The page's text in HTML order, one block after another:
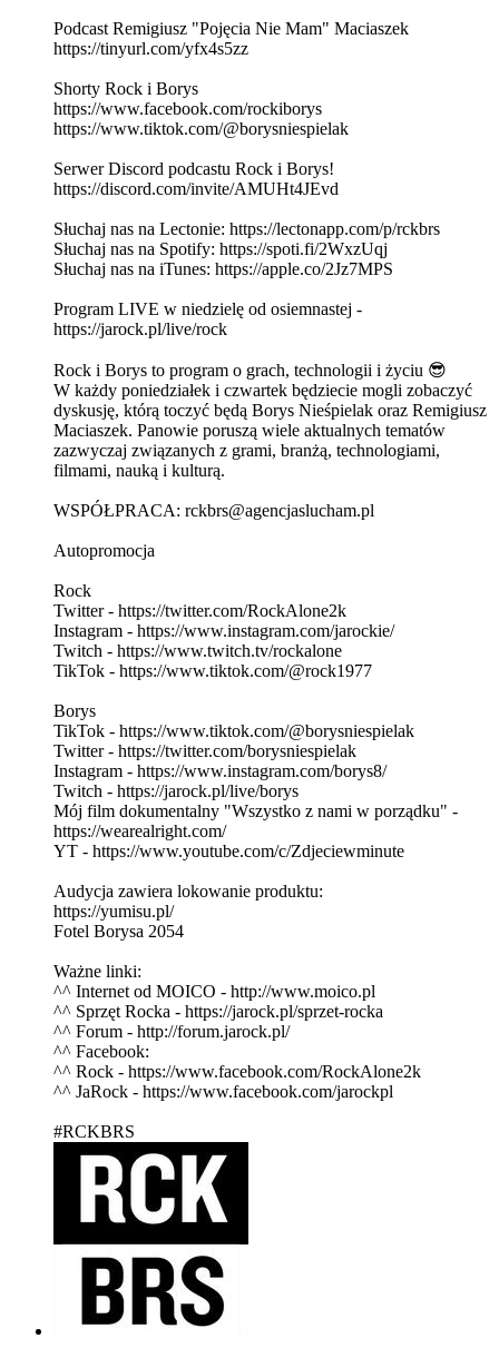
Podcast Remigiusz "Pojęcia Nie Mam" Maciaszek
https://tinyurl.com/yfx4s5zz
Shorty Rock i Borys
https://www.facebook.com/rockiborys
https://www.tiktok.com/@borysniespielak
Serwer Discord podcastu Rock i Borys!
https://discord.com/invite/AMUHt4JEvd
Słuchaj nas na Lectonie: https://lectonapp.com/p/rckbrs
Słuchaj nas na Spotify: https://spoti.fi/2WxzUqj
Słuchaj nas na iTunes: https://apple.co/2Jz7MPS
Program LIVE w niedzielę od osiemnastej -
https://jarock.pl/live/rock
Rock i Borys to program o grach, technologii i życiu 😎
W każdy poniedziałek i czwartek będziecie mogli zobaczyć
dyskusję, którą toczyć będą Borys Nieśpielak oraz Remigiusz
Maciaszek. Panowie poruszą wiele aktualnych tematów
zazwyczaj związanych z grami, branżą, technologiami,
filmami, nauką i kulturą.
WSPÓŁPRACA: rckbrs@agencjaslucham.pl
Autopromocja
Rock
Twitter - https://twitter.com/RockAlone2k
Instagram - https://www.instagram.com/jarockie/
Twitch - https://www.twitch.tv/rockalone
TikTok - https://www.tiktok.com/@rock1977
Borys
TikTok - https://www.tiktok.com/@borysniespielak
Twitter - https://twitter.com/borysniespielak
Instagram - https://www.instagram.com/borys8/
Twitch - https://jarock.pl/live/borys
Mój film dokumentalny "Wszystko z nami w porządku" -
https://wearealright.com/
YT - https://www.youtube.com/c/Zdjeciewminute
Audycja zawiera lokowanie produktu:
https://yumisu.pl/
Fotel Borysa 2054
Ważne linki:
^^ Internet od MOICO - http://www.moico.pl
^^ Sprzęt Rocka - https://jarock.pl/sprzet-rocka
^^ Forum - http://forum.jarock.pl/
^^ Facebook:
^^ Rock - https://www.facebook.com/RockAlone2k
^^ JaRock - https://www.facebook.com/jarockpl
#RCKBRS